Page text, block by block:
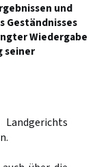
und
Geständnisses
Wiedergabe
seiner